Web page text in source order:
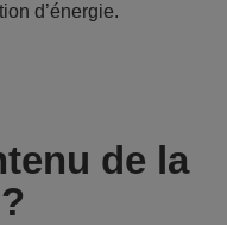
d’énergie.
de la